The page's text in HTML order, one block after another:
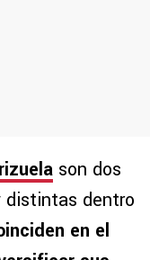
son dos
distintas dentro
en el